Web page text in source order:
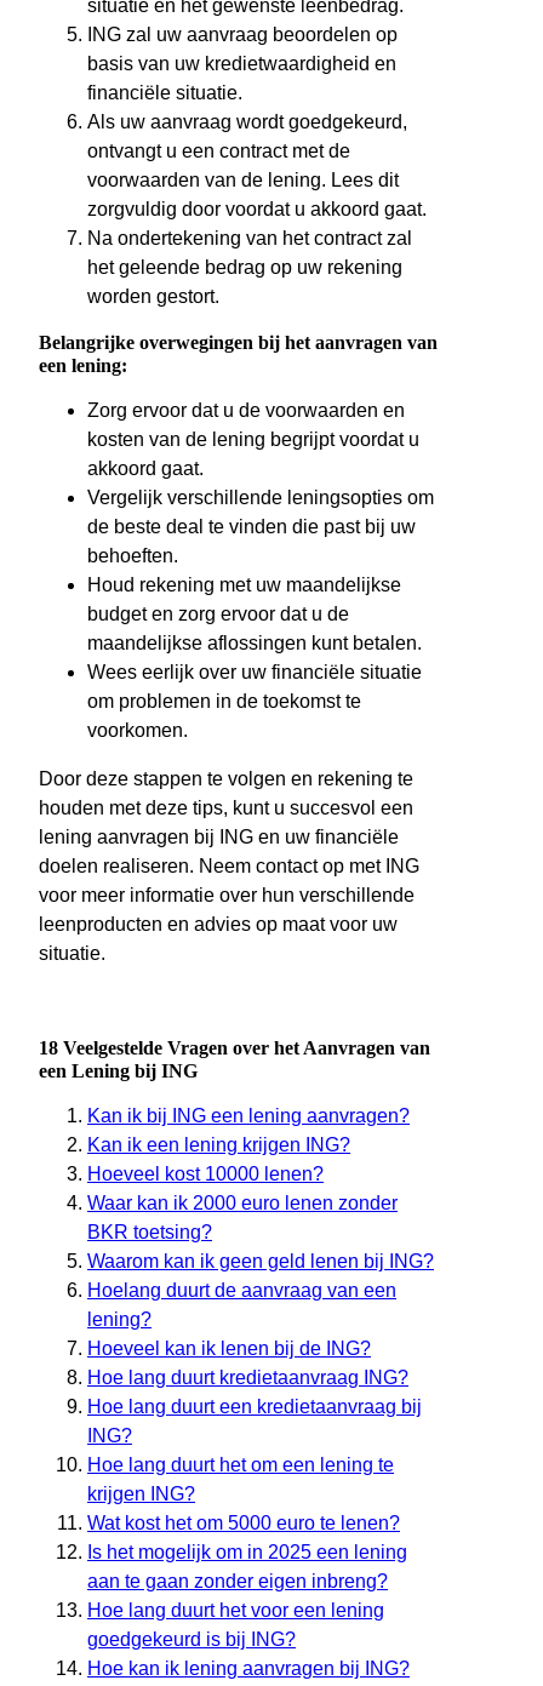
situatie en het gewenste leenbedrag.
ING zal uw aanvraag beoordelen op
basis van uw kredietwaardigheid en
financiële situatie.
Als uw aanvraag wordt goedgekeurd,
ontvangt u een contract met de
voorwaarden van de lening. Lees dit
zorgvuldig door voordat u akkoord gaat.
Na ondertekening van het contract zal
het geleende bedrag op uw rekening
worden gestort.
Belangrijke overwegingen bij het aanvragen van
een lening:
Zorg ervoor dat u de voorwaarden en
kosten van de lening begrijpt voordat u
akkoord gaat.
Vergelijk verschillende leningsopties om
de beste deal te vinden die past bij uw
behoeften.
Houd rekening met uw maandelijkse
budget en zorg ervoor dat u de
maandelijkse aflossingen kunt betalen.
Wees eerlijk over uw financiële situatie
om problemen in de toekomst te
voorkomen.
Door deze stappen te volgen en rekening te
houden met deze tips, kunt u succesvol een
lening aanvragen bij ING en uw financiële
doelen realiseren. Neem contact op met ING
voor meer informatie over hun verschillende
leenproducten en advies op maat voor uw
situatie.
18 Veelgestelde Vragen over het Aanvragen van
een Lening bij ING
Kan ik bij ING een lening aanvragen?
Kan ik een lening krijgen ING?
Hoeveel kost 10000 lenen?
Waar kan ik 2000 euro lenen zonder
BKR toetsing?
Waarom kan ik geen geld lenen bij ING?
Hoelang duurt de aanvraag van een
lening?
Hoeveel kan ik lenen bij de ING?
Hoe lang duurt kredietaanvraag ING?
Hoe lang duurt een kredietaanvraag bij
ING?
Hoe lang duurt het om een lening te
krijgen ING?
Wat kost het om 5000 euro te lenen?
Is het mogelijk om in 2025 een lening
aan te gaan zonder eigen inbreng?
Hoe lang duurt het voor een lening
goedgekeurd is bij ING?
Hoe kan ik lening aanvragen bij ING?